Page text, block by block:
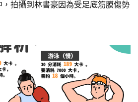
拍攝到林書豪因為受足底筋膜傷勢